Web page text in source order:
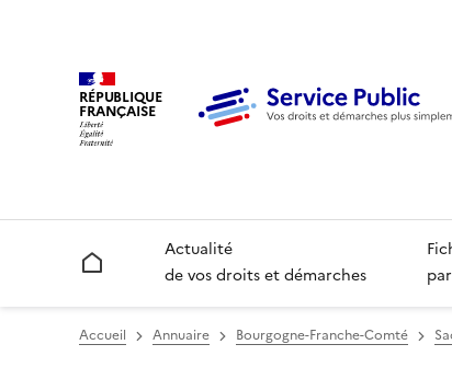
RÉPUBLIQUE
FRANÇAISE
Accueil
Actualité
de vos droits et démarches
Accueil Annuaire Bourgogne-Franche-Comté